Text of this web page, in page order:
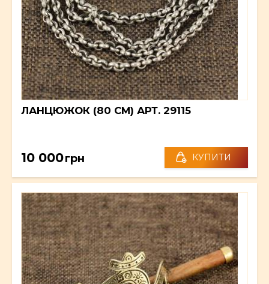
ЛАНЦЮЖОК (80 СМ) АРТ. 29115
10 000грн КУПИТИ